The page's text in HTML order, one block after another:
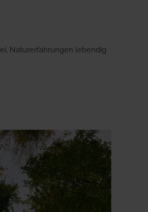
Naturerfahrungen lebendig